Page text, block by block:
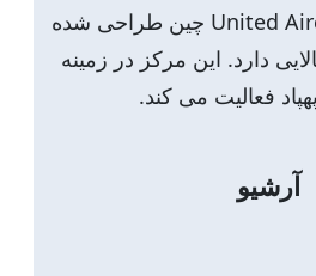
توسط شرکت United Aircraft چین طراحی شده
دارد. این مرکز در زمینه
فعالیت می کند.
آرشیو